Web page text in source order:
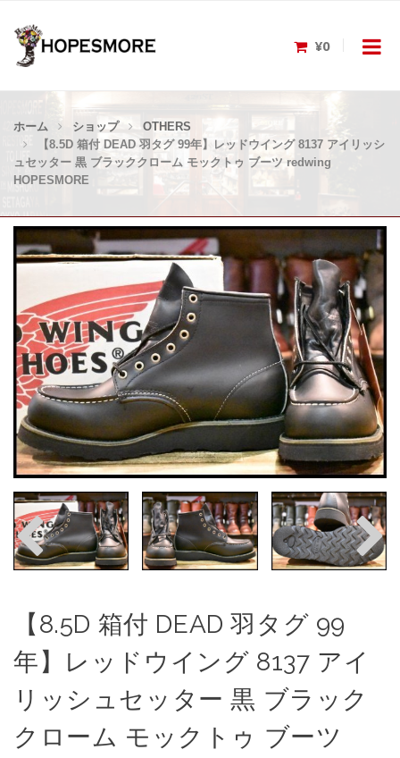
¥0
ホーム ショップ
OTHERS
【8.5D 箱付 DEAD 羽タグ 99年】レッドウイング 8137 アイリッシ
ュセッター 黒 ブラッククローム モックトゥ ブーツ redwing
HOPESMORE
【8.5D 箱付 DEAD 羽タグ 99
年】レッドウイング 8137 アイ
リッシュセッター 黒 ブラック
クローム モックトゥ ブーツ